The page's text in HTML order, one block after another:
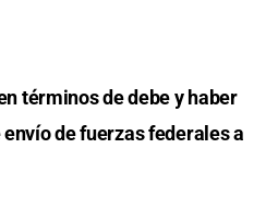
términos de debe y haber
de fuerzas federales a